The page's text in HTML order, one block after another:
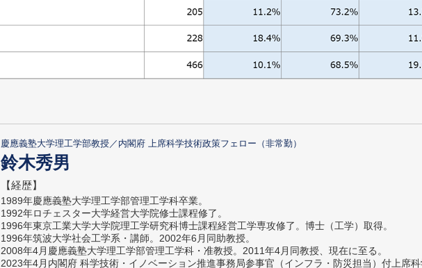
慶應義塾大学理工学部教授／内閣府 上席科学技術政策フェロー（非常勤）
鈴木秀男
【経歴】
1989年慶應義塾大学理工学部管理工学科卒業。
1992年ロチェスター大学経営大学院修士課程修了。
1996年東京工業大学大学院理工学研究科博士課程経営工学専攻修了。博士（工学）取得。
1996年筑波大学社会工学系・講師。2002年6月同助教授。
2008年4月慶應義塾大学理工学部管理工学科・准教授。2011年4月同教授、現在に至る。
2023年4月内閣府 科学技術・イノベーション推進事務局参事官（インフラ・防災担当）付上席科